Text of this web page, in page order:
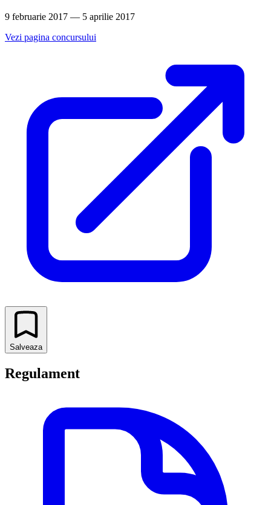
9 februarie 2017 — 5 aprilie 2017
Vezi pagina concursului
Salveaza
Regulament